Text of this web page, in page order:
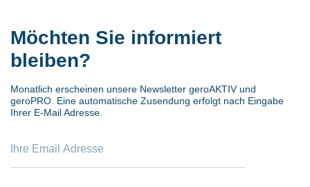
Möchten Sie informiert
bleiben?
Monatlich erscheinen unsere Newsletter geroAKTIV und
geroPRO. Eine automatische Zusendung erfolgt nach Eingabe
Ihrer E-Mail Adresse.